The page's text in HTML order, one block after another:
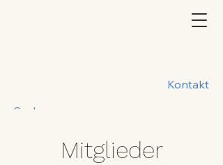
Kontakt
Suche
Mitglieder